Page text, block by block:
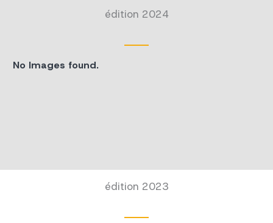
édition 2024
No Images found.
édition 2023